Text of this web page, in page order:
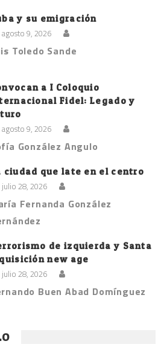
y su emigración
agosto 9, 2026
Toledo Sande
a I Coloquio
Fidel: Legado y
agosto 9, 2026
González Angulo
ciudad que late en el centro
julio 28, 2026
Fernanda González
de izquierda y Santa
new age
julio 28, 2026
Buen Abad Domínguez